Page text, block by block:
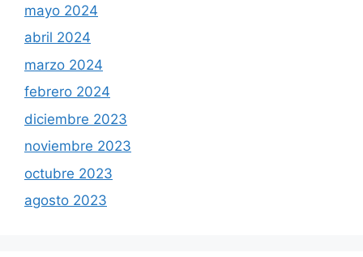
mayo 2024
abril 2024
marzo 2024
febrero 2024
diciembre 2023
noviembre 2023
octubre 2023
agosto 2023